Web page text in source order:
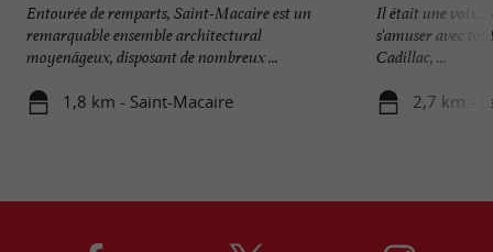
Entourée de remparts, Saint-Macaire est un
remarquable ensemble architectural
moyenâgeux, disposant de nombreux ...
1,8 km - Saint-Macaire
Il était une voix...
s'amuser avec
Cadillac, ...
2,7 km -